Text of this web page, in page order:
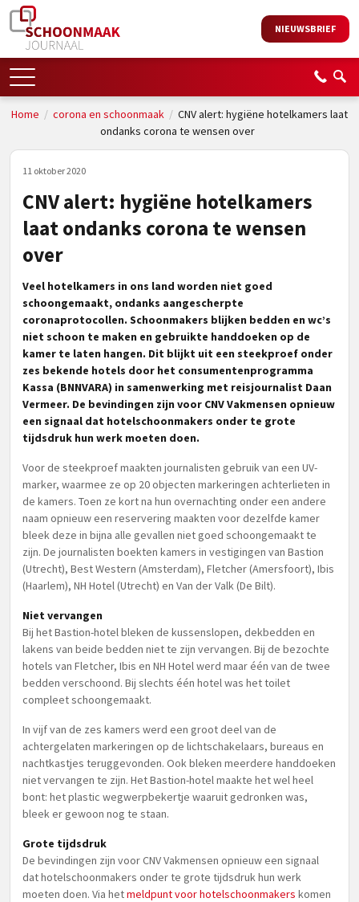
NIEUWSBRIEF
Home / corona en schoonmaak / CNV alert: hygiëne hotelkamers laat
ondanks corona te wensen over
11 oktober 2020
CNV alert: hygiëne hotelkamers
laat ondanks corona te wensen
over
Veel hotelkamers in ons land worden niet goed
schoongemaakt, ondanks aangescherpte
coronaprotocollen. Schoonmakers blijken bedden en wc’s
niet schoon te maken en gebruikte handdoeken op de
kamer te laten hangen. Dit blijkt uit een steekproef onder
zes bekende hotels door het consumentenprogramma
Kassa (BNNVARA) in samenwerking met reisjournalist Daan
Vermeer. De bevindingen zijn voor CNV Vakmensen opnieuw
een signaal dat hotelschoonmakers onder te grote
tijdsdruk hun werk moeten doen.
Voor de steekproef maakten journalisten gebruik van een UV-
marker, waarmee ze op 20 objecten markeringen achterlieten in
de kamers. Toen ze kort na hun overnachting onder een andere
naam opnieuw een reservering maakten voor dezelfde kamer
bleek deze in bijna alle gevallen niet goed schoongemaakt te
zijn. De journalisten boekten kamers in vestigingen van Bastion
(Utrecht), Best Western (Amsterdam), Fletcher (Amersfoort), Ibis
(Haarlem), NH Hotel (Utrecht) en Van der Valk (De Bilt).
Niet vervangen
Bij het Bastion-hotel bleken de kussenslopen, dekbedden en
lakens van beide bedden niet te zijn vervangen. Bij de bezochte
hotels van Fletcher, Ibis en NH Hotel werd maar één van de twee
bedden verschoond. Bij slechts één hotel was het toilet
compleet schoongemaakt.
In vijf van de zes kamers werd een groot deel van de
achtergelaten markeringen op de lichtschakelaars, bureaus en
nachtkastjes teruggevonden. Ook bleken meerdere handdoeken
niet vervangen te zijn. Het Bastion-hotel maakte het wel heel
bont: het plastic wegwerpbekertje waaruit gedronken was,
bleek er gewoon nog te staan.
Grote tijdsdruk
De bevindingen zijn voor CNV Vakmensen opnieuw een signaal
dat hotelschoonmakers onder te grote tijdsdruk hun werk
moeten doen. Via hetmeldpunt voor hotelschoonmakers komen